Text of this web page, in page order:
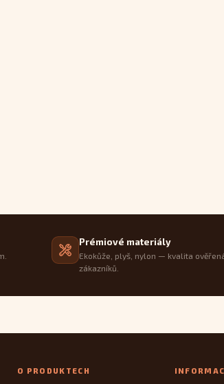
Prémiové materiály
Ekokůže, plyš, nylon — kvalita
zákazníků.
O PRODUKTECH